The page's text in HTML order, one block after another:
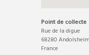
Point de collecte
Rue de la digue
68280 Andolsheim
France